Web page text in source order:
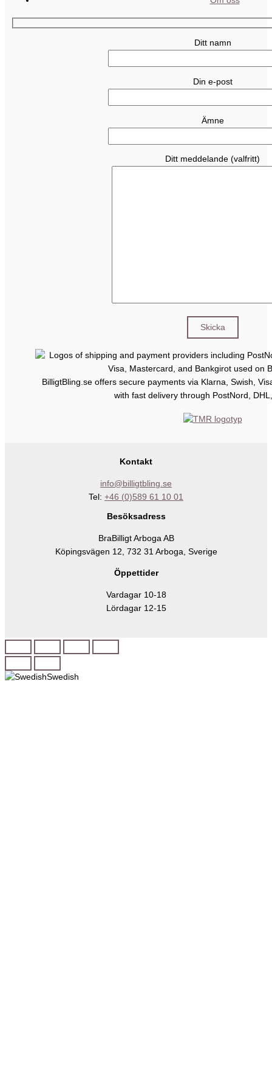
Ditt namn
Din e-post
Ämne
Ditt meddelande (valfritt)
BilligtBling.se offers secure payments via Klarna, Swish,
with fast delivery through PostNord,
Kontakt
info@billigtbling.se
Tel: +46 (0)589 61 10 01
Besöksadress
BraBilligt Arboga AB
Köpingsvägen 12, 732 31 Arboga, Sverige
Öppettider
Vardagar 10-18
Lördagar 12-15
Swedish